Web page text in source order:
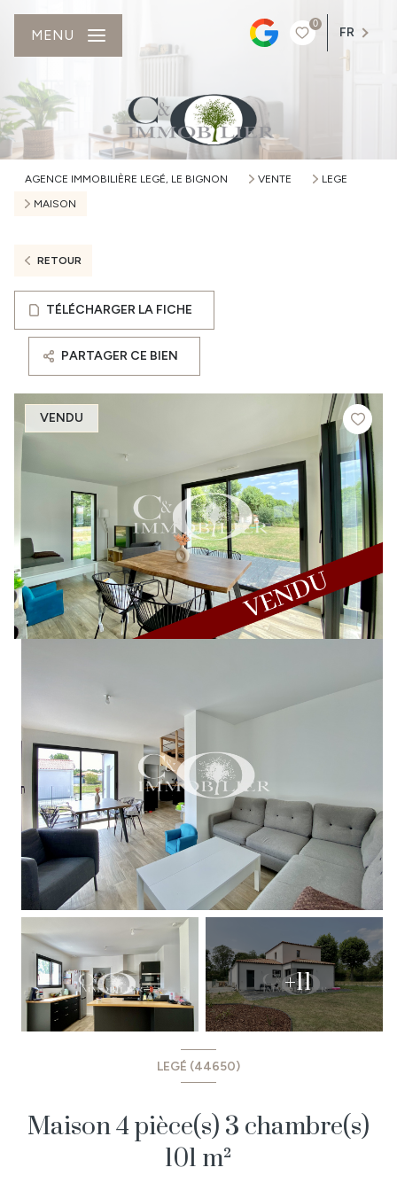
0
FR
MENU
AGENCE IMMOBILIÈRE LEGÉ, LE BIGNON VENTE
LEGE
MAISON
RETOUR
TÉLÉCHARGER LA FICHE
PARTAGER CE BIEN
VENDU
+11
LEGÉ (44650)
Maison 4 pièce(s) 3 chambre(s)
101 m²